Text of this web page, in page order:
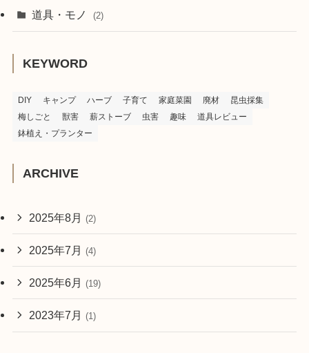
道具・モノ (2)
KEYWORD
DIY キャンプ ハーブ 子育て 家庭菜園 廃材
昆虫採集
梅しごと
獣害 薪ストーブ 虫害 趣味
道具レビュー
鉢植え・プランター
ARCHIVE
2025年8月 (2)
2025年7月 (4)
2025年6月 (19)
2023年7月 (1)